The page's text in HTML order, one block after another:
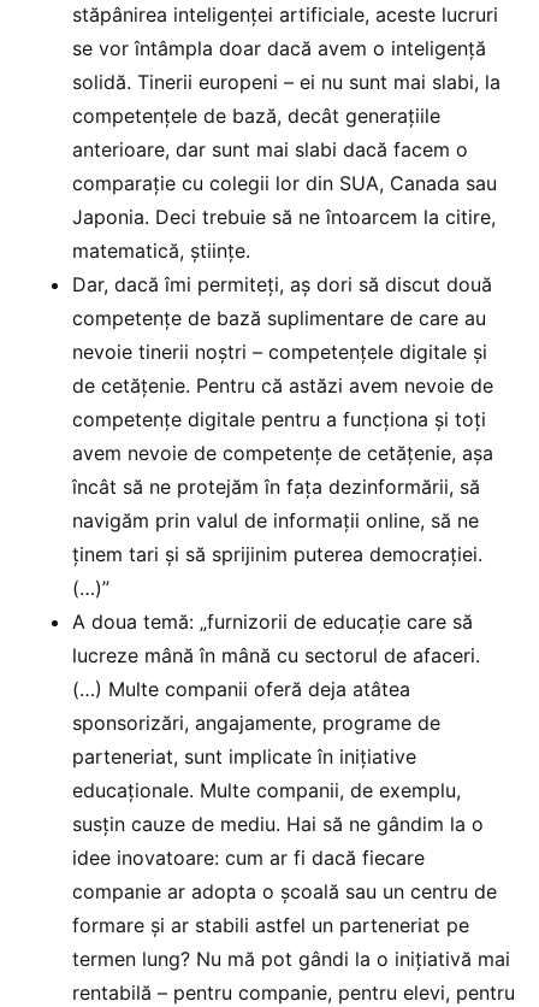
stăpânirea inteligenței artificiale, aceste lucruri
se vor întâmpla doar dacă avem o inteligență
solidă. Tinerii europeni – ei nu sunt mai slabi, la
competențele de bază, decât generațiile
anterioare, dar sunt mai slabi dacă facem o
comparație cu colegii lor din SUA, Canada sau
Japonia. Deci trebuie să ne întoarcem la citire,
matematică, științe.
Dar, dacă îmi permiteți, aș dori să discut două
competențe de bază suplimentare de care au
nevoie tinerii noștri – competențele digitale și
de cetățenie. Pentru că astăzi avem nevoie de
competențe digitale pentru a funcționa și toți
avem nevoie de competențe de cetățenie, așa
încât să ne protejăm în fața dezinformării, să
navigăm prin valul de informații online, să ne
ținem tari și să sprijinim puterea democrației.
(…)”
A doua temă: „furnizorii de educație care să
lucreze mână în mână cu sectorul de afaceri.
(…) Multe companii oferă deja atâtea
sponsorizări, angajamente, programe de
parteneriat, sunt implicate în inițiative
educaționale. Multe companii, de exemplu,
susțin cauze de mediu. Hai să ne gândim la o
idee inovatoare: cum ar fi dacă fiecare
companie ar adopta o școală sau un centru de
formare și ar stabili astfel un parteneriat pe
termen lung? Nu mă pot gândi la o inițiativă mai
rentabilă – pentru companie, pentru elevi, pentru